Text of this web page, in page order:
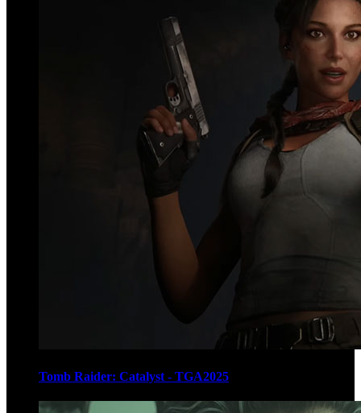
Tomb Raider: Catalyst - TGA2025